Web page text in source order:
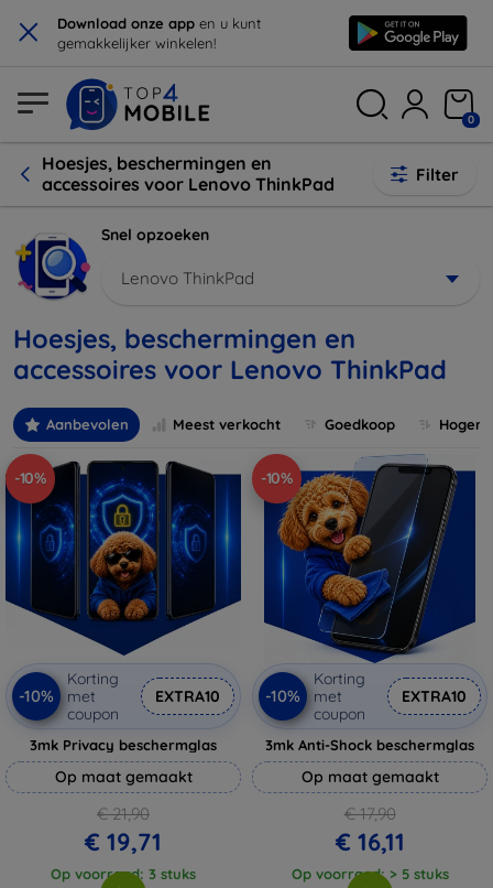
× Download onze app en u kunt
gemakkelijker winkelen!
0
Hoesjes, beschermingen en
accessoires voor Lenovo ThinkPad
Filter
Snel opzoeken
Lenovo ThinkPad
Hoesjes, beschermingen en
accessoires voor Lenovo ThinkPad
Aanbevolen Meest verkocht Goedkoop
-10%
-10%
Korting
met
coupon
EXTRA10
3mk Privacy beschermglas
Op maat gemaakt
€ 21,90
€ 19,71
Op voorraad: 3 stuks
-10%
-10%
Korting
met
coupon
EXTRA10
3mk Anti-Shock beschermglas
Op maat gemaakt
€ 17,90
€ 16,11
Op voorraad: > 5 stuks